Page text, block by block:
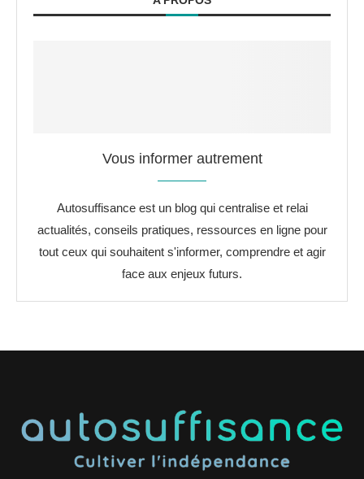
Vous informer autrement
Autosuffisance est un blog qui centralise et relai
actualités, conseils pratiques, ressources en ligne pour
tout ceux qui souhaitent s'informer, comprendre et agir
face aux enjeux futurs.